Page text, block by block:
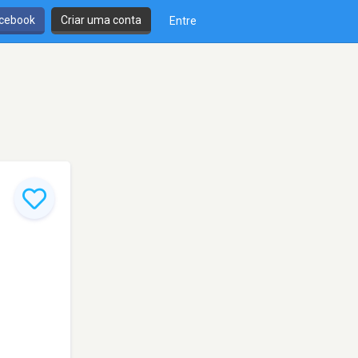
Criar uma conta Entre